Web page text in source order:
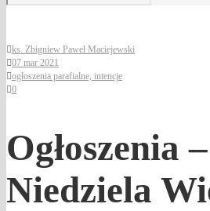
ks. Zbigniew Paweł Maciejewski
07 mar 2021
ogłoszenia parafialne, intencje
0
Ogłoszenia
Niedziela